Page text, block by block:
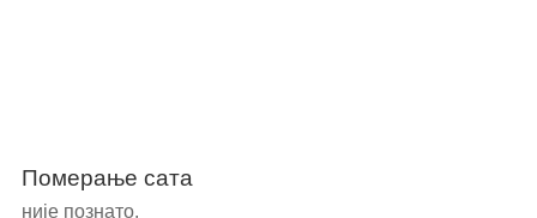
Померање сата
није познато.